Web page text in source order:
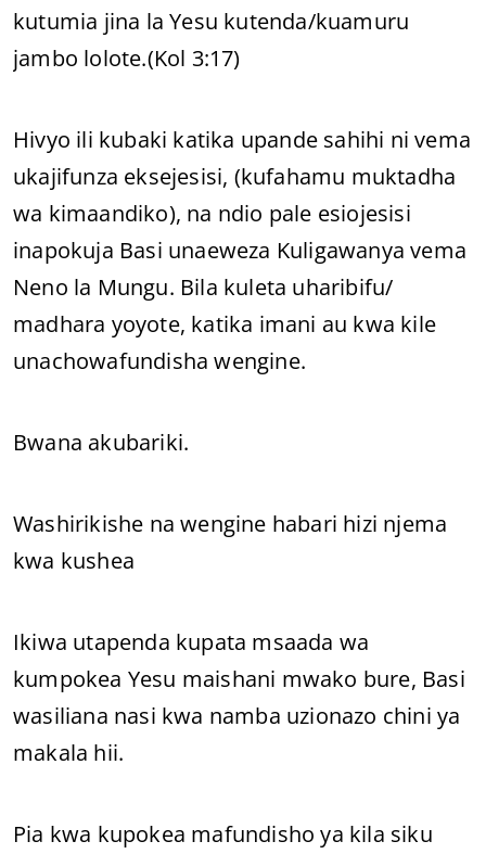
kutumia jina la Yesu kutenda/kuamuru
jambo lolote.(Kol 3:17)
Hivyo ili kubaki katika upande sahihi ni vema
ukajifunza eksejesisi, (kufahamu muktadha
wa kimaandiko), na ndio pale esiojesisi
inapokuja Basi unaeweza Kuligawanya vema
Neno la Mungu. Bila kuleta uharibifu/
madhara yoyote, katika imani au kwa kile
unachowafundisha wengine.
Bwana akubariki.
Washirikishe na wengine habari hizi njema
kwa kushea
Ikiwa utapenda kupata msaada wa
kumpokea Yesu maishani mwako bure, Basi
wasiliana nasi kwa namba uzionazo chini ya
makala hii.
Pia kwa kupokea mafundisho ya kila siku